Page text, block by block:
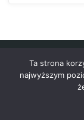
Ta strona
najwyższym